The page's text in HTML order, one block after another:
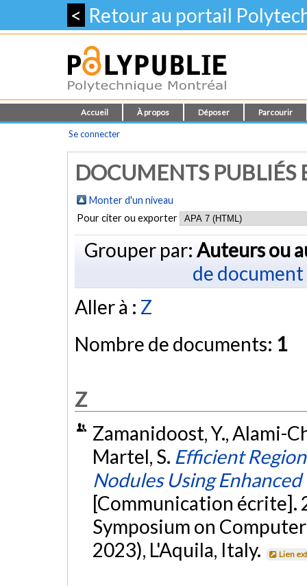
< Retour au portail
Accueil À propos Déposer Parcourir
Se connecter
DOCUMENTS PUBLIÉS
Monter d'un niveau
Pour citer ou exporter
Grouper par: Auteurs ou
de document
Aller à : Z
Nombre de documents: 1
Z
Zamanidoost, Y., Alami-
Martel, S. Efficient
Nodules Using
[Communication écrite].
Symposium on
2023), L'Aquila, Italy.
Lien